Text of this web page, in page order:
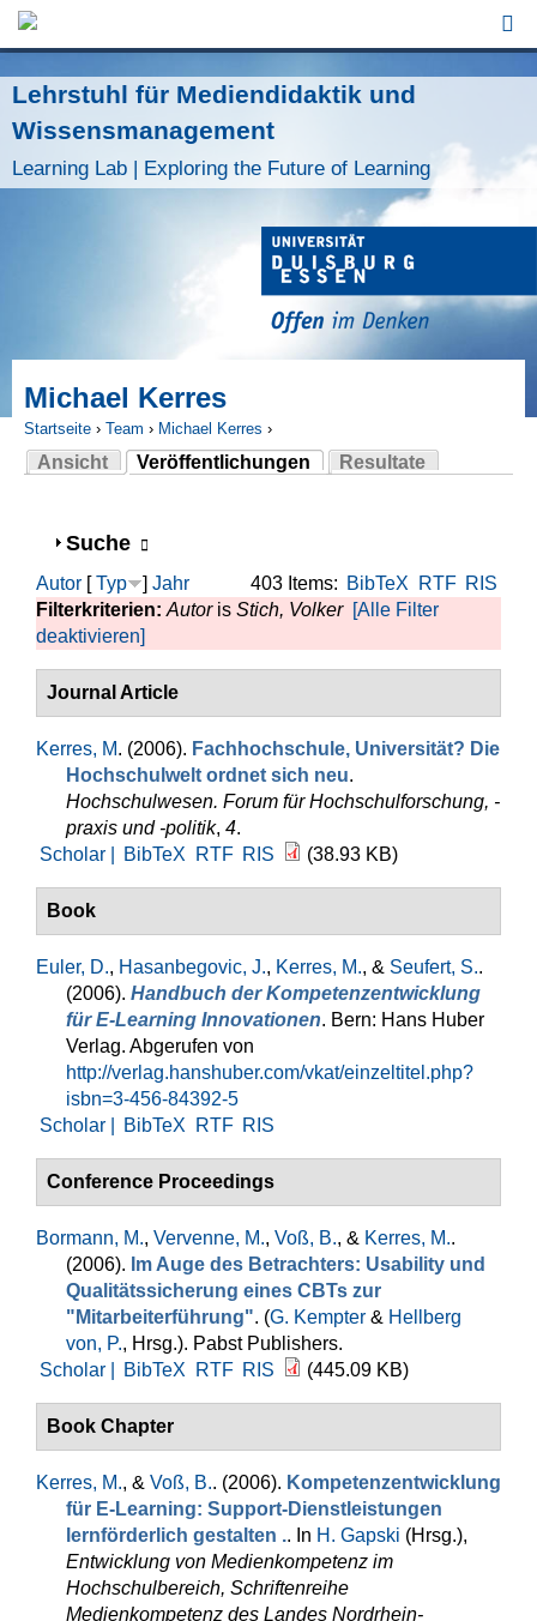
Lehrstuhl für Mediendidaktik und
Wissensmanagement
Learning Lab | Exploring the Future of Learning
Michael Kerres
Sie sind hier
Startseite › Team › Michael Kerres ›
Ansicht
Veröffentlichungen
(aktiver Reiter)
Resultate
Anzeigen
Suche
403 Items: BibTeX RTF RIS
Autor [Typ ] Jahr
Filterkriterien: Autoris Stich, Volker [Alle Filter
deaktivieren]
Journal Article
Kerres, M. (2006). Fachhochschule, Universität? Die
Hochschulwelt ordnet sich neu.
Hochschulwesen. Forum für Hochschulforschung, -
praxis und -politik, 4.
Scholar |
BibTeX RTF RIS (38.93 KB)
Book
Euler, D., Hasanbegovic, J., Kerres, M., & Seufert, S..
(2006). Handbuch der Kompetenzentwicklung
für E-Learning Innovationen. Bern: Hans Huber
Verlag. Abgerufen von
http://verlag.hanshuber.com/vkat/einzeltitel.php?
isbn=3-456-84392-5
Scholar |
BibTeX RTF RIS
Conference Proceedings
Bormann, M., Vervenne, M., Voß, B., & Kerres, M..
(2006). Im Auge des Betrachters: Usability und
Qualitätssicherung eines CBTs zur
"Mitarbeiterführung". (G. Kempter & Hellberg
von, P., Hrsg.). Pabst Publishers.
Scholar |
BibTeX RTF RIS (445.09 KB)
Book Chapter
Kerres, M., & Voß, B.. (2006). Kompetenzentwicklung
für E-Learning: Support-Dienstleistungen
lernförderlich gestalten .. In H. Gapski (Hrsg.),
Entwicklung von Medienkompetenz im
Hochschulbereich, Schriftenreihe
Medienkompetenz des Landes Nordrhein-